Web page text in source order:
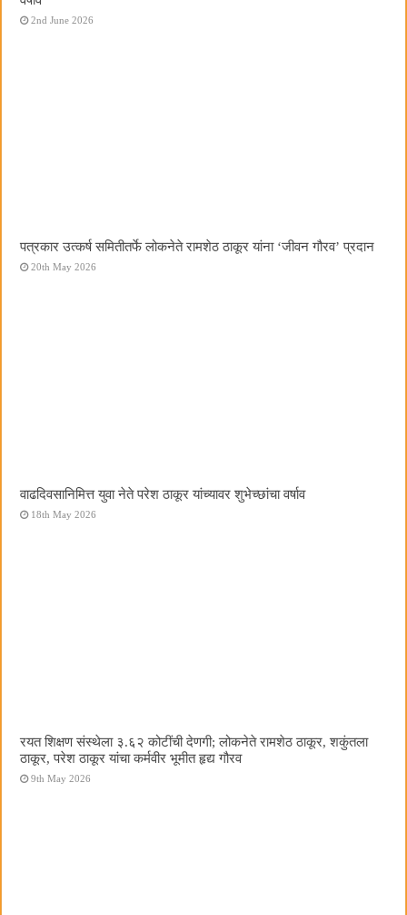
2nd June 2026
पत्रकार उत्कर्ष समितीतर्फे लोकनेते रामशेठ ठाकूर यांना ‌‘जीवन गौरव‌’ प्रदान
20th May 2026
वाढदिवसानिमित्त युवा नेते परेश ठाकूर यांच्यावर शुभेच्छांचा वर्षाव
18th May 2026
रयत शिक्षण संस्थेला ३.६२ कोटींची देणगी; लोकनेते रामशेठ ठाकूर, शकुंतला
ठाकूर, परेश ठाकूर यांचा कर्मवीर भूमीत हृद्य गौरव
9th May 2026